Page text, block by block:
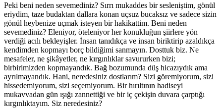
Peki beni neden sevemediniz? Sırrı mukaddes bir sesleniştim, gönül
eriydim, taze budaktan dallara konan uçsuz bucaksız ve sadece sizin
gönül heybenize uçmak isteyen bir hakikattim. Beni neden
sevemediniz? Eleniyor, öteleniyor her konukluğun şiirlere yön
verdiği acılı bekleyişler. İnsan tanıdıkça ve insan biriktirip azaldıkça
kendimden kopmayı borç bildiğimi sanmayın. Dosttuk biz. Ne
mesafeler, ne şikâyetler, ne kırgınlıklar savururken bizi;
birbirimizden kopmayandık. Bağ bozumunda düş hicazıydık ama
ayrılmayandık. Hani, neredesiniz dostlarım? Sizi göremiyorum, sizi
hissedemiyorum, sizi seçemiyorum. Bir hırıltının hadiseyi
mukavvadan gün ışığı zannettiği ve bir iç çekişin duvara çarptığı
kırgınlıktayım. Siz neredesiniz?